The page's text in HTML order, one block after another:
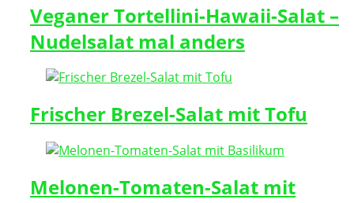
Veganer Tortellini-Hawaii-Salat –
Nudelsalat mal anders
Frischer Brezel-Salat mit Tofu
Melonen-Tomaten-Salat mit